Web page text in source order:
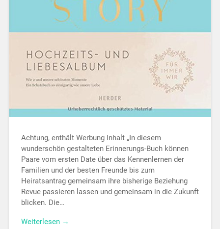
Achtung, enthält Werbung Inhalt „In diesem
wunderschön gestalteten Erinnerungs-Buch können
Paare vom ersten Date über das Kennenlernen der
Familien und der besten Freunde bis zum
Heiratsantrag gemeinsam ihre bisherige Beziehung
Revue passieren lassen und gemeinsam in die Zukunft
blicken. Die…
Weiterlesen →